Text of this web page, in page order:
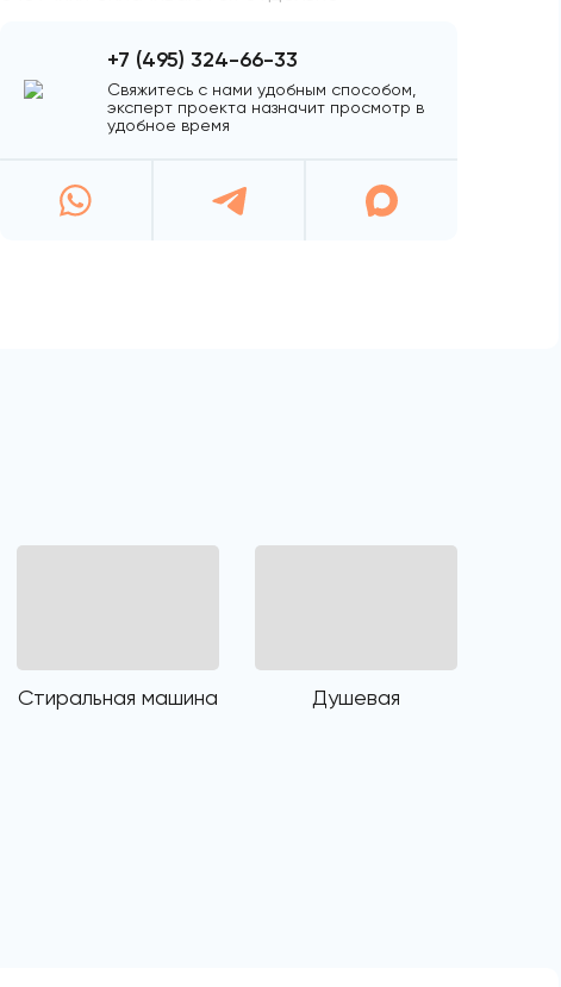
+7 (495) 324-66-33
Свяжитесь с нами удобным способом,
эксперт проекта назначит просмотр в
удобное время
Стиральная машина Душевая